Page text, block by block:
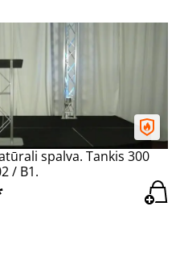
spalva. Tankis 300
/ B1.